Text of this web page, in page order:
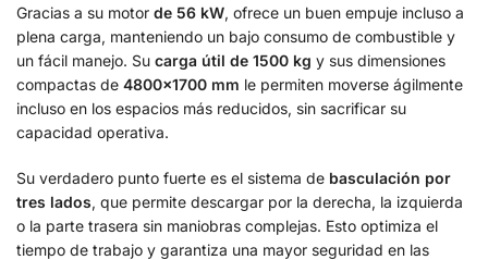
Gracias a su motor de 56 kW, ofrece un buen empuje incluso a
plena carga, manteniendo un bajo consumo de combustible y
un fácil manejo. Su carga útil de 1500 kg y sus dimensiones
compactas de 4800×1700 mm le permiten moverse ágilmente
incluso en los espacios más reducidos, sin sacrificar su
capacidad operativa.
Su verdadero punto fuerte es el sistema de basculación por
tres lados, que permite descargar por la derecha, la izquierda
o la parte trasera sin maniobras complejas. Esto optimiza el
tiempo de trabajo y garantiza una mayor seguridad en las